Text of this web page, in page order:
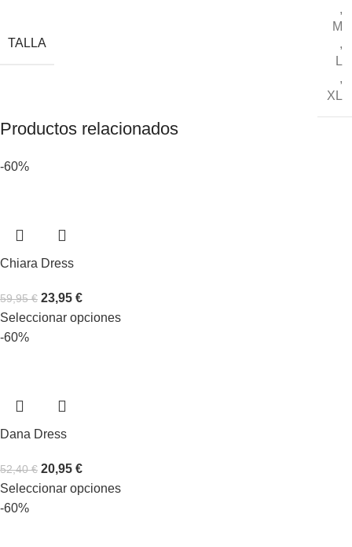
TALLA
,
M
,
L
,
XL
Productos relacionados
-60%
Chiara Dress
59,95€ 23,95 €
Seleccionar opciones
-60%
Dana Dress
52,40€ 20,95 €
Seleccionar opciones
-60%